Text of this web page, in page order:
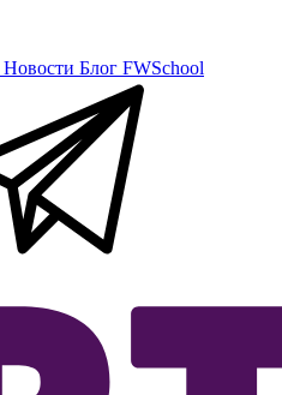
Новости Блог FWSchool